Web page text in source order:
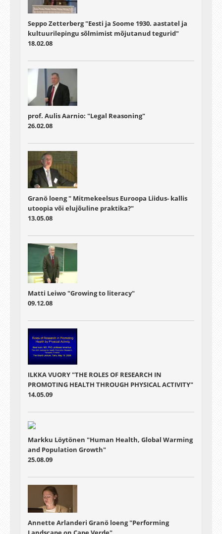
Seppo Zetterberg "Eesti ja Soome 1930. aastatel ja
kultuurilepingu sõlmimist mõjutanud tegurid"
18.02.08
prof. Aulis Aarnio: "Legal Reasoning"
26.02.08
Granö loeng " Mitmekeelsus Euroopa Liidus- kallis
utoopia või elujõuline praktika?"
13.05.08
Matti Leiwo "Growing to literacy"
09.12.08
ILKKA VUORY "THE ROLES OF RESEARCH IN
PROMOTING HEALTH THROUGH PHYSICAL ACTIVITY"
14.05.09
Markku Löytönen "Human Health, Global Warming
and Population Growth"
25.08.09
Annette Arlanderi Granö loeng "Performing